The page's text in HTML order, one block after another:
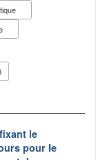
le
pour le